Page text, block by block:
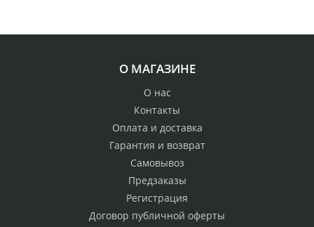
О МАГАЗИНЕ
О нас
Контакты
Оплата и доставка
Гарантия и возврат
Самовывоз
Предзаказы
Регистрация
Договор публичной оферты